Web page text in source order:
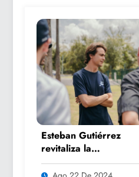
Esteban Gutiérrez
revitaliza la
experiencia de los